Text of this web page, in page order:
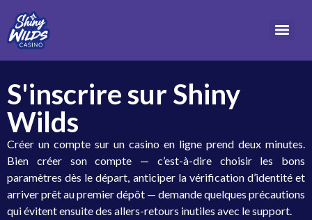
S'inscrire sur Shiny
Wilds
Créer un compte sur un casino en ligne prend deux minutes.
Bien créer son compte — c’est-à-dire choisir les bons
paramètres dès le départ, anticiper la vérification d’identité et
arriver prêt au premier dépôt — demande quelques précautions
qui évitent ensuite des allers-retours inutiles avec le support.